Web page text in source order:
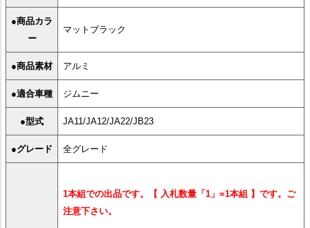
●商品カラ
ー
マットブラック
●商品素材 アルミ
●適合車種 ジムニー
●型式 JA11/JA12/JA22/JB23
●グレード 全グレード
1本組での出品です。【 入札数量「1」=1本組 】です。ご
注意下さい。